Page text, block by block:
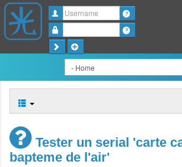
Username
Tester un serial 'carte
bapteme de l'air'